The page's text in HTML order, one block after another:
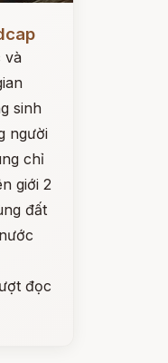
và
sinh
người
chỉ
giới 2
đất
đọc